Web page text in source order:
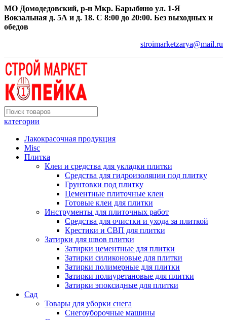
МО Домодедовский, р-н Мкр. Барыбино ул. 1-Я
Вокзальная д. 5А и д. 18. С 8:00 до 20:00. Без выходных и
обедов
stroimarketzarya@mail.ru
категории
Лакокрасочная продукция
Misc
Плитка
Клеи и средства для укладки плитки
Средства для гидроизоляции под плитку
Грунтовки под плитку
Цементные плиточные клеи
Готовые клеи для плитки
Инструменты для плиточных работ
Средства для очистки и ухода за плиткой
Крестики и СВП для плитки
Затирки для швов плитки
Затирки цементные для плитки
Затирки силиконовые для плитки
Затирки полимерные для плитки
Затирки полиуретановые для плитки
Затирки эпоксидные для плитки
Сад
Товары для уборки снега
Снегоуборочные машины